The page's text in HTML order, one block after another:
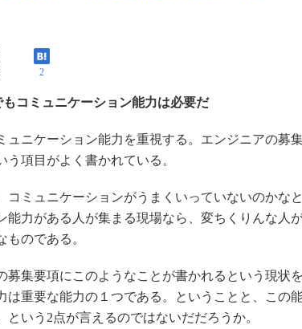
2
コミュニケーション能力は必要だ
ニケーション能力を重視する。エンジニアの募
う項目がよく書かれている。
ミュニケーションがうまくいっていないのかな
能力がある人が集まる現場なら、変ちくりんな人
ものである。
集要項にこのようなことが書かれるという現状
は重要な能力の１つである。ということと、この
という2点が言えるのではないだだろうか。